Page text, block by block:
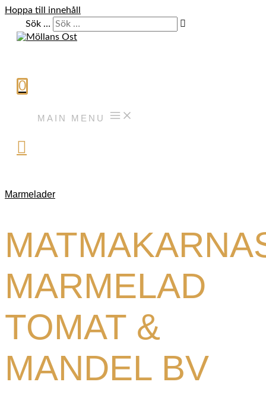
Hoppa till innehåll
Sök …
0
MAIN MENU
Marmelader
MARMELAD
TOMAT &
MANDEL BV